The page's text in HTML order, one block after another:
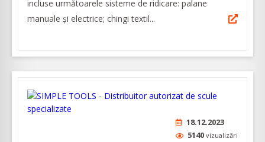
incluse următoarele sisteme de ridicare: palane
manuale și electrice; chingi textil...
18.12.2023
5140 vizualizări